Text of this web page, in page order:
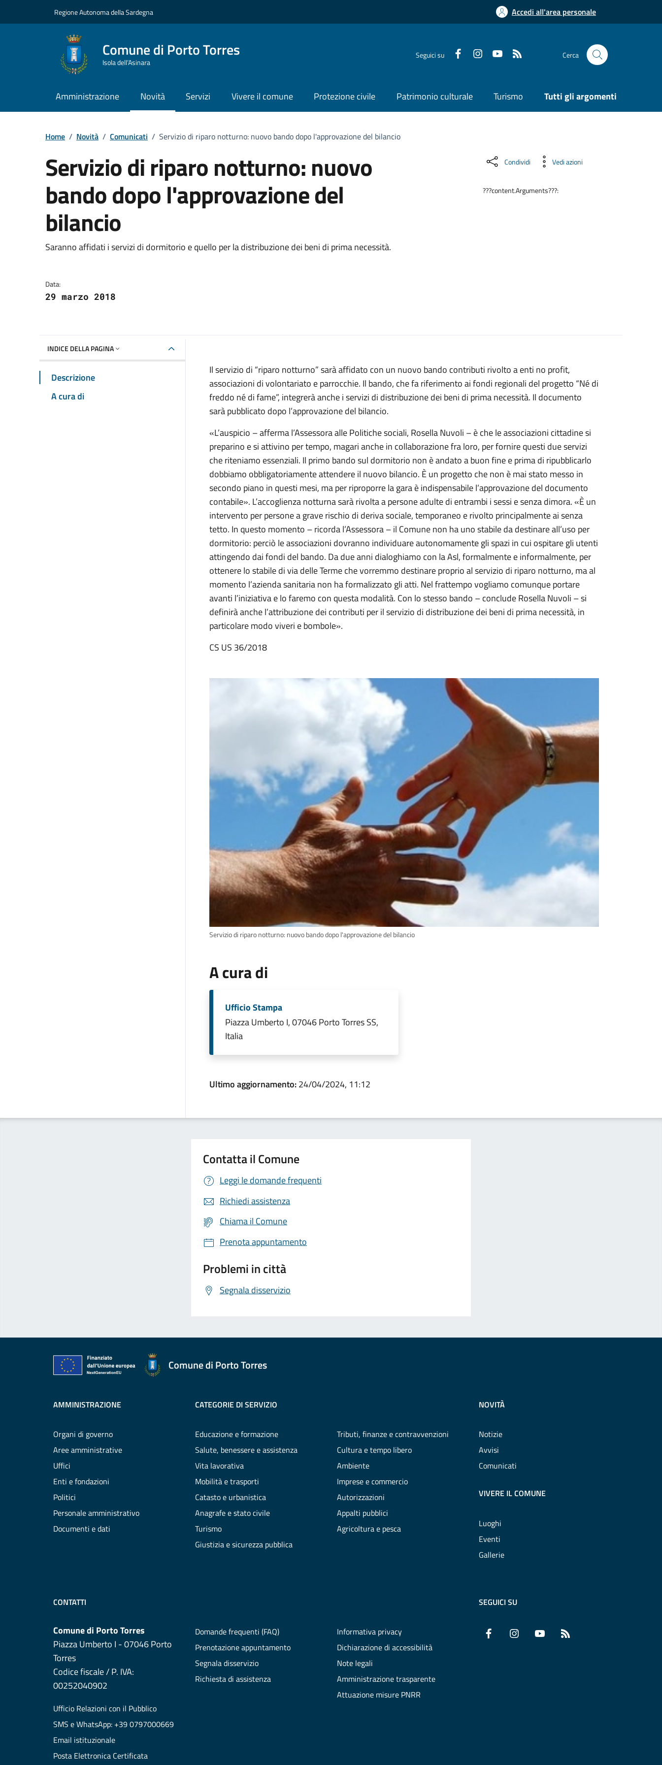
Regione Autonoma della Sardegna Accedi all'area personale
Comune di Porto Torres
Isola dell’Asinara
Seguici su Cerca
Amministrazione Novità Servizi Vivere il comune Protezione civile Patrimonio culturale Turismo Tutti gli argomenti
Home / Novità / Comunicati / Servizio di riparo notturno: nuovo bando dopo l'approvazione del bilancio
Servizio di riparo notturno: nuovo
bando dopo l'approvazione del
bilancio
Dettagli della notizia
Saranno affidati i servizi di dormitorio e quello per la distribuzione dei beni di prima necessità.
Data:
29 marzo 2018
Condividi Vedi azioni
???content.Arguments???:
INDICE DELLA PAGINA
Descrizione
A cura di
Il servizio di “riparo notturno” sarà affidato con un nuovo bando contributi rivolto a enti no profit,
associazioni di volontariato e parrocchie. Il bando, che fa riferimento ai fondi regionali del progetto “Né di
freddo né di fame”, integrerà anche i servizi di distribuzione dei beni di prima necessità. Il documento
sarà pubblicato dopo l’approvazione del bilancio.
«L’auspicio – afferma l’Assessora alle Politiche sociali, Rosella Nuvoli – è che le associazioni cittadine si
preparino e si attivino per tempo, magari anche in collaborazione fra loro, per fornire questi due servizi
che riteniamo essenziali. Il primo bando sul dormitorio non è andato a buon fine e prima di ripubblicarlo
dobbiamo obbligatoriamente attendere il nuovo bilancio. È un progetto che non è mai stato messo in
secondo piano in questi mesi, ma per riproporre la gara è indispensabile l’approvazione del documento
contabile». L’accoglienza notturna sarà rivolta a persone adulte di entrambi i sessi e senza dimora. «È un
intervento per persone a grave rischio di deriva sociale, temporaneo e rivolto principalmente ai senza
tetto. In questo momento – ricorda l’Assessora – il Comune non ha uno stabile da destinare all’uso per
dormitorio: perciò le associazioni dovranno individuare autonomamente gli spazi in cui ospitare gli utenti
attingendo dai fondi del bando. Da due anni dialoghiamo con la Asl, formalmente e informalmente, per
ottenere lo stabile di via delle Terme che vorremmo destinare proprio al servizio di riparo notturno, ma al
momento l’azienda sanitaria non ha formalizzato gli atti. Nel frattempo vogliamo comunque portare
avanti l’iniziativa e lo faremo con questa modalità. Con lo stesso bando – conclude Rosella Nuvoli – si
definirà anche l’attribuzione dei contributi per il servizio di distribuzione dei beni di prima necessità, in
particolare modo viveri e bombole».
CS US 36/2018
Servizio di riparo notturno: nuovo bando dopo l'approvazione del bilancio
A cura di
Ufficio Stampa
Piazza Umberto I, 07046 Porto Torres SS,
Italia
Ultimo aggiornamento:24/04/2024, 11:12
Contatta il Comune
Leggi le domande frequenti
Richiedi assistenza
Chiama il Comune
Prenota appuntamento
Problemi in città
Segnala disservizio
Comune di Porto Torres
AMMINISTRAZIONE
Organi di governo
Aree amministrative
Uffici
Enti e fondazioni
Politici
Personale amministrativo
Documenti e dati
CATEGORIE DI SERVIZIO
Educazione e formazione
Salute, benessere e assistenza
Vita lavorativa
Mobilità e trasporti
Catasto e urbanistica
Anagrafe e stato civile
Turismo
Giustizia e sicurezza pubblica
Tributi, finanze e contravvenzioni
Cultura e tempo libero
Ambiente
Imprese e commercio
Autorizzazioni
Appalti pubblici
Agricoltura e pesca
NOVITÀ
Notizie
Avvisi
Comunicati
VIVERE IL COMUNE
Luoghi
Eventi
Gallerie
CONTATTI
Comune di Porto Torres
Piazza Umberto I - 07046 Porto
Torres
Codice fiscale / P. IVA:
00252040902
Ufficio Relazioni con il Pubblico
SMS e WhatsApp: +39 0797000669
Email istituzionale
Posta Elettronica Certificata
Domande frequenti (FAQ)
Prenotazione appuntamento
Segnala disservizio
Richiesta di assistenza
Informativa privacy
Dichiarazione di accessibilità
Note legali
Amministrazione trasparente
Attuazione misure PNRR
SEGUICI SU
Facebook InstagramYouTube